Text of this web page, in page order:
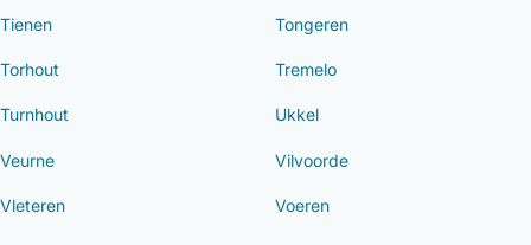
Tienen Tongeren
Torhout Tremelo
Turnhout Ukkel
Veurne Vilvoorde
Vleteren Voeren